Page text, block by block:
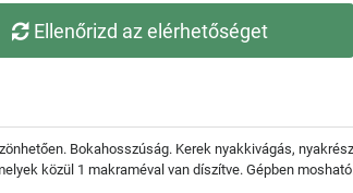
Ellenőrizd az elérhetőséget
Bokahosszúság. Kerek nyakkivágás,
közül 1 makraméval van díszítve. Gépben